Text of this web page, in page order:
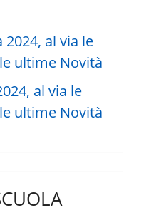
al via le
ultime Novità